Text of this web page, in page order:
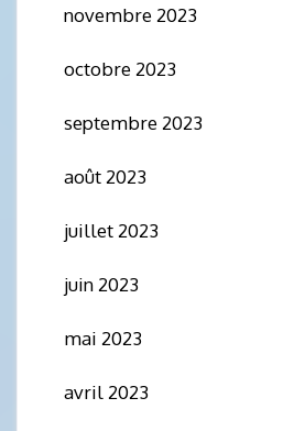
novembre 2023
octobre 2023
septembre 2023
août 2023
juillet 2023
juin 2023
mai 2023
avril 2023